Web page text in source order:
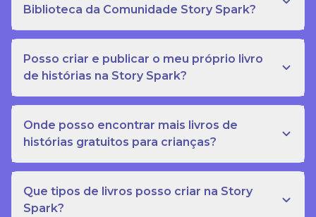
Biblioteca da Comunidade Story Spark?
Posso criar e publicar o meu próprio livro
de histórias na Story Spark?
Onde posso encontrar mais livros de
histórias gratuitos para crianças?
Que tipos de livros posso criar na Story
Spark?